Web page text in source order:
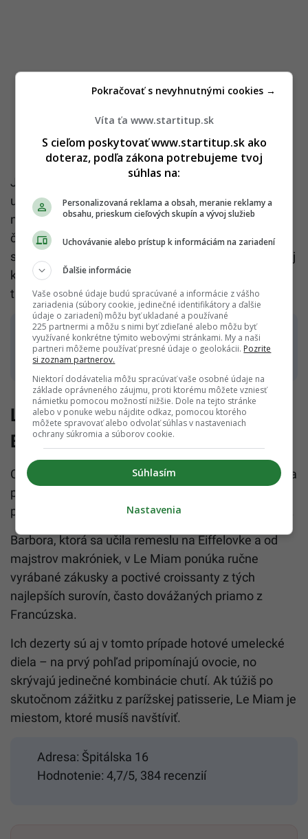
Jej dezerty sú nielen lahodné, ale sú aj vizuálnymi
umeleckými dielami, ktoré často obsahujú
netradičné chute. Ak si tu dáš dezert Madagaskar s
čokoládovým korpusom a praline vrstvou, zažiješ
skutočne výnimočný chuťový zážitok. Vďaka vysokej
kvalite a jedinečnému konceptu majú vypredané
takmer každý deň.
Adresa: Račianska 1528/87
Hodnotenie zákazníkov: 4,8/5, 235 recenzií
Le Miam – kúsok Paríža priamo v
Bratislave
Cukráreň Le Miam, ktorú otvorila Barbora po štúdiu a
práci vo francúzskych gastronomických špičkách,
prináša do Bratislavy autentické francúzske dezerty.
Barbora, ktorá sa učila remeslu na Eiffelovke a od
majstrov makróniek, v Le Miam ponúka ručne
vyrábané zákusky a poctivé croissanty z tých
najlepších surovín, často dovážaných priamo z
Francúzska.
Ich dezerty sú aj v tomto prípade hotové umelecké
diela – na prvý pohľad pripomínajú ovocie, no
skrývajú jedinečné kombinácie chutí. Ak túžiš po
skutočnom zážitku z parížskej patisserie, Le Miam je
miestom, ktoré musíš navštíviť.
Adresa: Špitálska 16
Hodnotenie: 4,7/5, 384 recenzií
Víta ťa www.startitup.sk
S cieľom poskytovať www.startitup.sk ako
doteraz, podľa zákona potrebujeme tvoj
súhlas na:
Personalizovaná reklama a obsah, meranie reklamy a
obsahu, prieskum cieľových skupín a vývoj služieb
Uchovávanie alebo prístup k informáciám na zariadení
Ďalšie informácie
Vaše osobné údaje budú spracúvané a informácie z vášho
zariadenia (súbory cookie, jedinečné identifikátory a ďalšie
údaje o zariadení) môžu byť ukladané a používané
225 partnermi a môžu s nimi byť zdieľané alebo môžu byť
využívané konkrétne týmito webovými stránkami. My a naši
partneri môžeme používať presné údaje o geolokácii. Pozrite
si zoznam partnerov.
Niektorí dodávatelia môžu spracúvať vaše osobné údaje na
základe oprávneného záujmu, proti ktorému môžete vzniesť
námietku pomocou možností nižšie. Dole na tejto stránke
alebo v ponuke webu nájdite odkaz, pomocou ktorého
môžete spravovať alebo odvolať súhlas v nastaveniach
ochrany súkromia a súborov cookie.
Súhlasím
Pokračovať s nevyhnutnými cookies →
Nastavenia